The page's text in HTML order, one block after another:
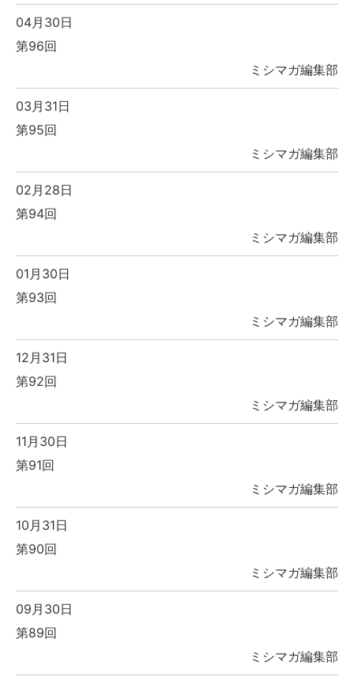
04月30日
第96回
ミシマガ編集部
03月31日
第95回
ミシマガ編集部
02月28日
第94回
ミシマガ編集部
01月30日
第93回
ミシマガ編集部
12月31日
第92回
ミシマガ編集部
11月30日
第91回
ミシマガ編集部
10月31日
第90回
ミシマガ編集部
09月30日
第89回
ミシマガ編集部